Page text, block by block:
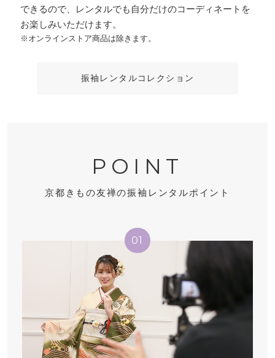
できるので、レンタルでも自分だけのコーディネートを
お楽しみいただけます。
※オンラインストア商品は除きます。
振袖レンタルコレクション
POINT
京都きもの友禅の振袖レンタルポイント
01